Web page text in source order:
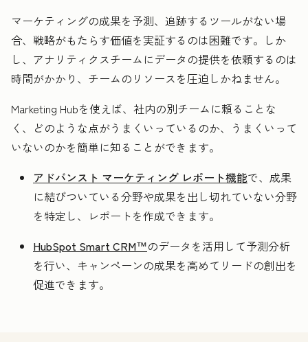
マーケティングの成果を予測、追跡するツールがない場
合、戦略がもたらす価値を実証するのは困難です。しか
し、アナリティクスチームにデータの提供を依頼するのは
時間がかかり、チームのリソースを圧迫しかねません。
Marketing Hubを使えば、社内の別チームに頼ることな
く、どのような点がうまくいっているのか、うまくいって
いないのかを簡単に知ることができます。
アドバンスト マーケティング レポート機能で、成果
に結びついている分野や成果を出し切れていない分野
を特定し、レポートを作成できます。
HubSpot Smart CRM™のデータを活用して予測分析
を行い、キャンペーンの成果を高めてリードの創出を
促進できます。